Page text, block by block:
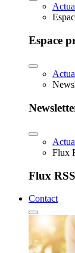
Espace
Flux
Flux
Contact